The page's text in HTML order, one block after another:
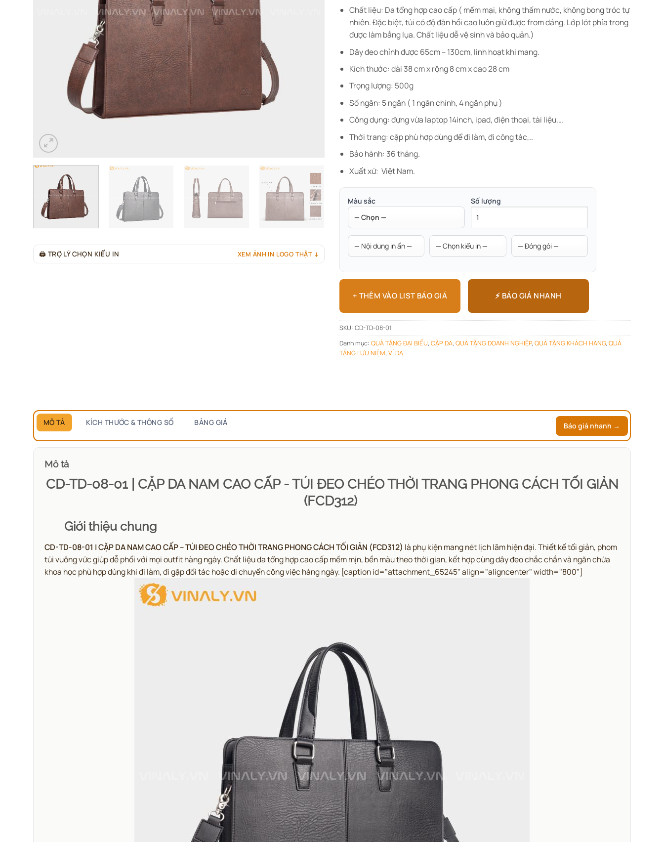
🖨 TRỢ LÝ CHỌN KIỂU IN XEM ẢNH IN LOGO THẬT ↓
Chất liệu: Da tổng hợp cao cấp ( mềm mại, không thấm nước, không bong tróc tự
nhiên. Đặc biệt, túi có độ đàn hồi cao luôn giữ được from dáng. Lớp lót phía trong
được làm bằng lụa. Chất liệu dễ vệ sinh và bảo quản.)
Dây đeo chỉnh được 65cm – 130cm, linh hoạt khi mang.
Kích thước: dài 38 cm x rộng 8 cm x cao 28 cm
Trọng lượng: 500g
Số ngăn: 5 ngăn ( 1 ngăn chính, 4 ngăn phụ )
Công dụng: đựng vừa laptop 14inch, ipad, điện thoại, tài liệu,…
Thời trang: cặp phù hợp dùng để đi làm, đi công tác,..
Bảo hành: 36 tháng.
Xuất xứ: Việt Nam.
Màu sắc Số lượng
+ THÊM VÀO LIST BÁO GIÁ ⚡ BÁO GIÁ NHANH
SKU: CD-TD-08-01
Danh mục: QUÀ TẶNG ĐẠI BIỂU, CẶP DA, QUÀ TẶNG DOANH NGHIỆP, QUÀ TẶNG KHÁCH HÀNG, QUÀ
TẶNG LƯU NIỆM, VÍ DA
MÔ TẢ KÍCH THƯỚC & THÔNG SỐ BẢNG GIÁ Báo giá nhanh →
Mô tả
CD-TD-08-01 | CẶP DA NAM CAO CẤP - TÚI ĐEO CHÉO THỜI TRANG PHONG CÁCH TỐI GIẢN
(FCD312)
Giới thiệu chung
CD-TD-08-01 | CẶP DA NAM CAO CẤP – TÚI ĐEO CHÉO THỜI TRANG PHONG CÁCH TỐI GIẢN (FCD312) là phụ kiện mang nét lịch lãm hiện đại.Thiết kế tối giản, phom
túi vuông vức giúp dễ phối với mọi outfit hàng ngày. Chất liệu da tổng hợp cao cấp mềm mịn, bền màu theo thời gian, kết hợp cùng dây đeo chắc chắn và ngăn chứa
khoa học phù hợp dùng khi đi làm, đi gặp đối tác hoặc di chuyển công việc hàng ngày. [caption id="attachment_65245" align="aligncenter" width="800"]